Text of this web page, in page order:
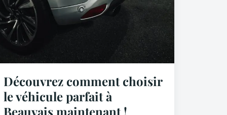
Découvrez comment choisir
le véhicule parfait à
Beauvais maintenant !